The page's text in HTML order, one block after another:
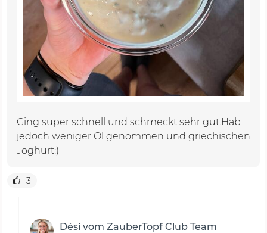
Ging super schnell und schmeckt sehr gut.Hab
jedoch weniger Öl genommen und griechischen
Joghurt:)
3
Dési vom ZauberTopf Club Team